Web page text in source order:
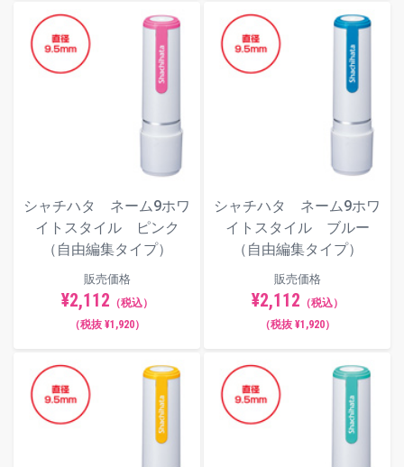
隷書体
【動画】インキ補充方法
シャチハタ ネーム9ホワ
イトスタイル ピンク
（自由編集タイプ）
販売価格
¥2,112 （税込）
（税抜 ¥1,920）
シャチハタ ネーム9ホワ
イトスタイル ブルー
（自由編集タイプ）
販売価格
¥2,112 （税込）
（税抜 ¥1,920）